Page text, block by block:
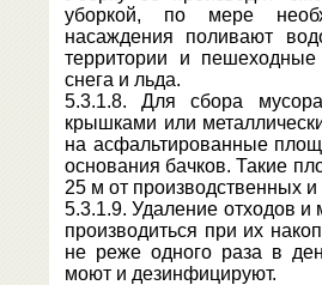
уборкой, по мере
насаждения поливают
территории и
снега и льда.
5.3.1.8. Для сбора
крышками или
на асфальтированные
основания бачков. Такие
25 м от производственных
5.3.1.9. Удаление отходов и
производиться при их
не реже одного раза в
моют и дезинфицируют.